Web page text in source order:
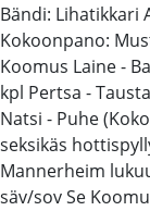
Bändi: Lihatikkari
Kokoonpano:
Koomus Laine -
kpl Pertsa -
Natsi - Puhe
seksikäs
Mannerheim
säv/sov Se